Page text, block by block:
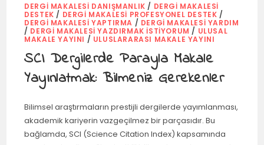
DERGI MAKALESI DANIŞMANLIK / DERGI MAKALESI
DESTEK / DERGI MAKALESI PROFESYONEL DESTEK /
DERGI MAKALESI YAPTIRMA / DERGI MAKALESI YARDIM
/ DERGI MAKALESI YAZDIRMAK İSTIYORUM / ULUSAL
MAKALE YAYINI / ULUSLARARASI MAKALE YAYINI
SCI Dergilerde Parayla Makale
Yayınlatmak: Bilmeniz Gerekenler
Bilimsel araştırmaların prestijli dergilerde yayımlanması,
akademik kariyerin vazgeçilmez bir parçasıdır. Bu
bağlamda, SCI (Science Citation Index) kapsamında